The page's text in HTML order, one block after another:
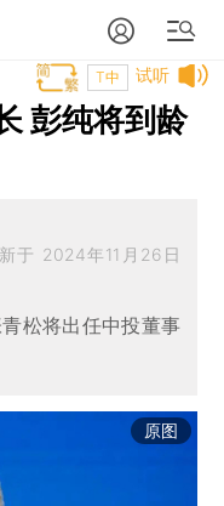
试听
T中
彭纯将到龄
于 2024年11月26日
松将出任中投董事
原图